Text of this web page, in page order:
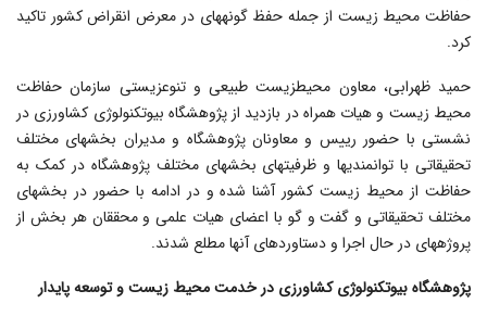
حفاظت محیط زیست از جمله حفظ گونه‎های در معرض انقراض کشور تاکید
کرد.
حمید ظهرابی، معاون محیط‎زیست طبیعی و تنوع‎زیستی سازمان حفاظت
محیط زیست و هیات همراه در بازدید از پژوهشگاه بیوتکنولوژی کشاورزی در
نشستی با حضور رییس و معاونان پژوهشگاه و مدیران بخش‎های مختلف
تحقیقاتی با توانمندی‎ها و ظرفیت‎های بخش‎های مختلف پژوهشگاه در کمک به
حفاظت از محیط زیست کشور آشنا شده و در ادامه با حضور در بخش‎های
مختلف تحقیقاتی و گفت و گو با اعضای هیات علمی و محققان هر بخش از
پروژه‎های در حال اجرا و دستاوردهای آنها مطلع شدند.
پژوهشگاه بیوتکنولوژی کشاورزی در خدمت محیط زیست و توسعه پایدار